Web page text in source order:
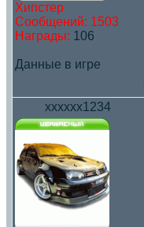
Хипстер
Сообщений: 1503
Награды: 106
Данные в игре
xxxxxx1234